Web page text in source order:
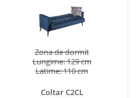
Zona de dormit
Lungime: 129 cm
Latime: 110 cm
Coltar C2CL